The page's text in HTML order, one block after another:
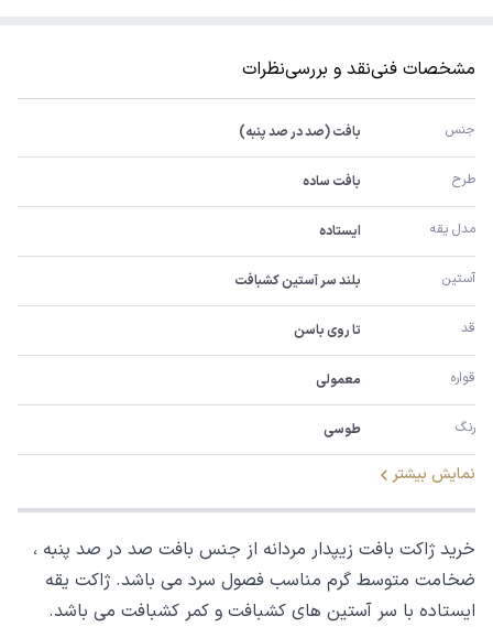
مشخصات فنینقد و بررسینظرات
جنس بافت (صد در صد پنبه)
طرح بافت ساده
مدل یقه ایستاده
آستین بلند سر آستین کشبافت
قد تا روی باسن
قواره معمولی
رنگ طوسی
نمایش بیشتر
خرید ژاکت بافت زیپدار مردانه از جنس بافت صد در صد پنبه ،
ضخامت متوسط گرم مناسب فصول سرد می باشد. ژاکت یقه
ایستاده با سر آستین های کشبافت و کمر کشبافت می باشد.